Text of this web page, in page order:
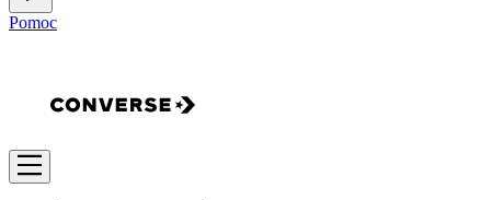
Pomoc